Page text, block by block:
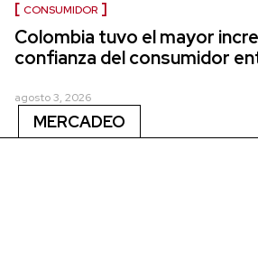
CONSUMIDOR
Colombia tuvo el mayor
confianza del consumidor
agosto 3, 2026
MERCADEO